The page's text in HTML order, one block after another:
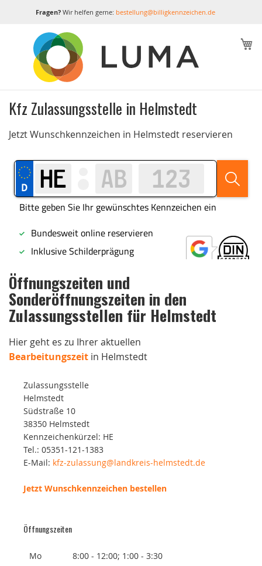
Fragen?Wir helfen gerne: bestellung@billigkennzeichen.de
Kfz Zulassungsstelle in Helmstedt
Jetzt Wunschkennzeichen in Helmstedt reservieren
Öffnungszeiten und
Sonderöffnungszeiten in den
Zulassungsstellen für Helmstedt
Hier geht es zu Ihrer aktuellen
Bearbeitungszeit in Helmstedt
Zulassungsstelle
Helmstedt
Südstraße 10
38350 Helmstedt
Kennzeichenkürzel: HE
Tel.: 05351-121-1383
E-Mail: kfz-zulassung@landkreis-helmstedt.de
Jetzt Wunschkennzeichen bestellen
Öffnungszeiten
Mo
8:00 - 12:00; 1:00 - 3:30